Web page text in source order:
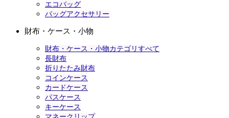
エコバッグ
バッグアクセサリー
財布・ケース・小物
財布・ケース・小物カテゴリすべて
長財布
折りたたみ財布
コインケース
カードケース
パスケース
キーケース